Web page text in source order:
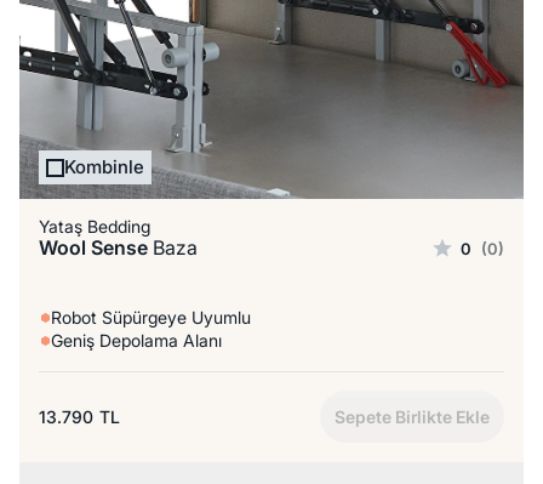
Kombinle
Yataş Bedding
Wool Sense Baza 0 (0)
Robot Süpürgeye Uyumlu
Geniş Depolama Alanı
13.790 TL Sepete Birlikte Ekle